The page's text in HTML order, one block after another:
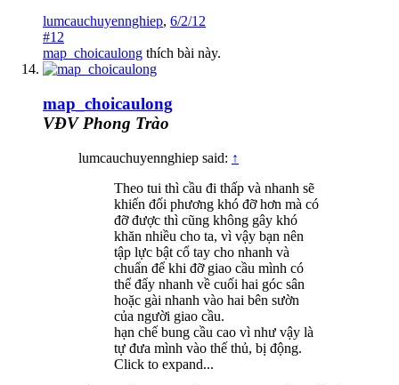
lumcauchuyennghiep, 6/2/12
#12
map_choicaulong thích bài này.
map_choicaulong
VĐV Phong Trào
lumcauchuyennghiep said: ↑
Theo tui thì cầu đi thấp và nhanh sẽ
khiến đối phương khó đỡ hơn mà có
đỡ được thì cũng không gây khó
khăn nhiều cho ta, vì vậy bạn nên
tập lực bật cổ tay cho nhanh và
chuẩn để khi đỡ giao cầu mình có
thể đẩy nhanh về cuối hai góc sân
hoặc gài nhanh vào hai bên sườn
của người giao cầu.
hạn chế bung cầu cao vì như vậy là
tự đưa mình vào thế thủ, bị động.
Click to expand...